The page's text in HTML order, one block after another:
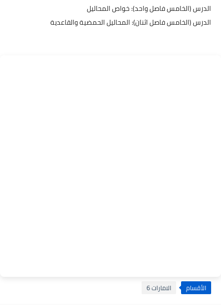
​الدرس (الخامس فاصل واحد): خواص المحاليل
​الدرس (الخامس فاصل اثنان): المحاليل الحمضية والقاعدية
الأقسام الامارات 6